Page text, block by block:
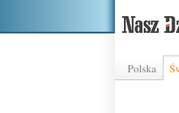
Polska